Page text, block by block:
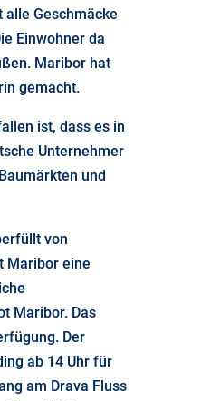
Geschmäcke
Einwohner da
Maribor hat
gemacht.
ist, dass es in
Unternehmer
und
von
Maribor eine
Maribor. Das
Der
ab 14 Uhr für
am Drava Fluss